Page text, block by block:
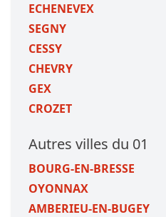
ECHENEVEX
SEGNY
CESSY
CHEVRY
GEX
CROZET
Autres villes du 01
BOURG-EN-BRESSE
OYONNAX
AMBERIEU-EN-BUGEY